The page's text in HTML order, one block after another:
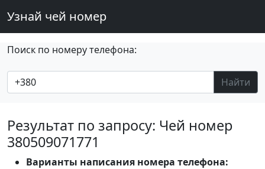
Узнай чей номер
Поиск по номеру телефона:
Найти
Результат по запросу: Чей номер
380509071771
Варианты написания номера телефона: